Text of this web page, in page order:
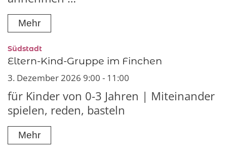
Mehr
Südstadt:
Eltern-Kind-Gruppe im Finchen
3. Dezember 2026 9:00 - 11:00
für Kinder von 0-3 Jahren | Miteinander
spielen, reden, basteln
Mehr